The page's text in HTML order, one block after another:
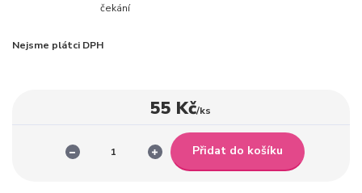
čekání
Nejsme plátci DPH
55 Kč/ks
Přidat do košíku